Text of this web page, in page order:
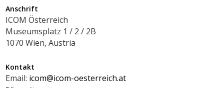
Anschrift
ICOM Österreich
Museumsplatz 1 / 2 / 2B
1070 Wien, Austria
Kontakt
Email: icom@icom-oesterreich.at